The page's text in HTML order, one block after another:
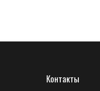
Контакты